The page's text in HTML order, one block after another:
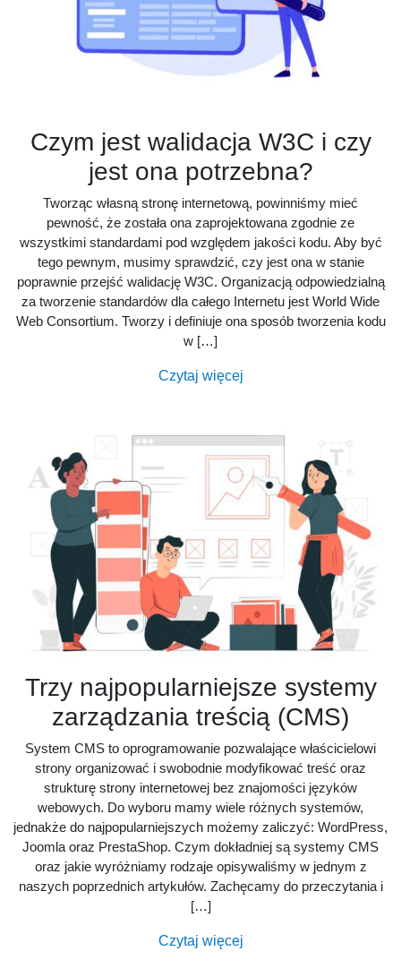
Czym jest walidacja W3C i czy
jest ona potrzebna?
Tworząc własną stronę internetową, powinniśmy mieć
pewność, że została ona zaprojektowana zgodnie ze
wszystkimi standardami pod względem jakości kodu. Aby być
tego pewnym, musimy sprawdzić, czy jest ona w stanie
poprawnie przejść walidację W3C. Organizacją odpowiedzialną
za tworzenie standardów dla całego Internetu jest World Wide
Web Consortium. Tworzy i definiuje ona sposób tworzenia kodu
w […]
Czytaj więcej
Trzy najpopularniejsze systemy
zarządzania treścią (CMS)
System CMS to oprogramowanie pozwalające właścicielowi
strony organizować i swobodnie modyfikować treść oraz
strukturę strony internetowej bez znajomości języków
webowych. Do wyboru mamy wiele różnych systemów,
jednakże do najpopularniejszych możemy zaliczyć: WordPress,
Joomla oraz PrestaShop. Czym dokładniej są systemy CMS
oraz jakie wyróżniamy rodzaje opisywaliśmy w jednym z
naszych poprzednich artykułów. Zachęcamy do przeczytania i
[…]
Czytaj więcej